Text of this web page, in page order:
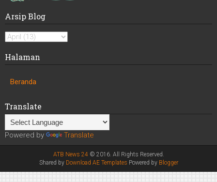
Arsip Blog
Halaman
Beranda
Translate
Powered by Translate
ATB News 24© 2016. All Rights Reserved.
Shared by Download AE Templates Powered by Blogger